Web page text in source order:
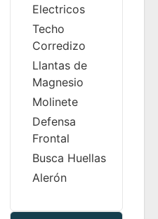
Electricos
Techo
Corredizo
Llantas de
Magnesio
Molinete
Defensa
Frontal
Busca Huellas
Alerón